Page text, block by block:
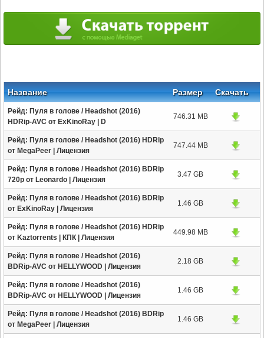
Название Размер Скачать
Рейд: Пуля в голове / Headshot (2016)
HDRip-AVC от ExKinoRay | D
746.31 MB
Рейд: Пуля в голове / Headshot (2016) HDRip
от MegaPeer | Лицензия
747.44 MB
Рейд: Пуля в голове / Headshot (2016) BDRip
720p от Leonardo | Лицензия
3.47 GB
Рейд: Пуля в голове / Headshot (2016) BDRip
от ExKinoRay | Лицензия
1.46 GB
Рейд: Пуля в голове / Headshot (2016) HDRip
от Kaztorrents | КПК | Лицензия
449.98 MB
Рейд: Пуля в голове / Headshot (2016)
BDRip-AVC от HELLYWOOD | Лицензия
2.18 GB
Рейд: Пуля в голове / Headshot (2016)
BDRip-AVC от HELLYWOOD | Лицензия
1.46 GB
Рейд: Пуля в голове / Headshot (2016) BDRip
от MegaPeer | Лицензия
1.46 GB